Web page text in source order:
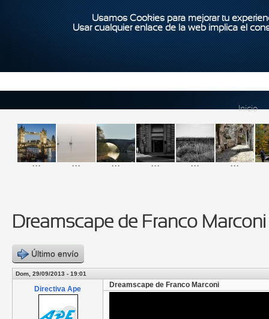
Usamos Cookies para mejorar tu
Usar cualquier enlace de la web implica el
Inicio
... ... ... ... ... ...
Dreamscape de Franco Marconi
Último envío
Dom, 29/09/2013 - 19:01
Directiva Ape Dreamscape de Franco Marconi